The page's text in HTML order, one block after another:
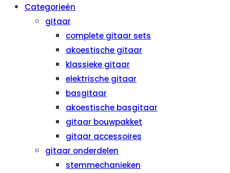
Categorieën
gitaar
complete gitaar sets
akoestische gitaar
klassieke gitaar
elektrische gitaar
basgitaar
akoestische basgitaar
gitaar bouwpakket
gitaar accessoires
gitaar onderdelen
stemmechanieken